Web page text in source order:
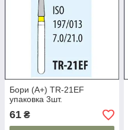
Бори (A+) TR-21EF
упаковка 3шт.
61 ₴